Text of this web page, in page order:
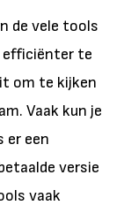
de vele tools
efficiënter te
om te kijken
Vaak kun je
er een
versie
vaak